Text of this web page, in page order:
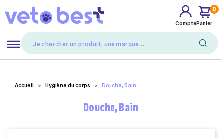
Compte
0
Panier
Accueil Hygiène du corps Douche, Bain
Douche, Bain